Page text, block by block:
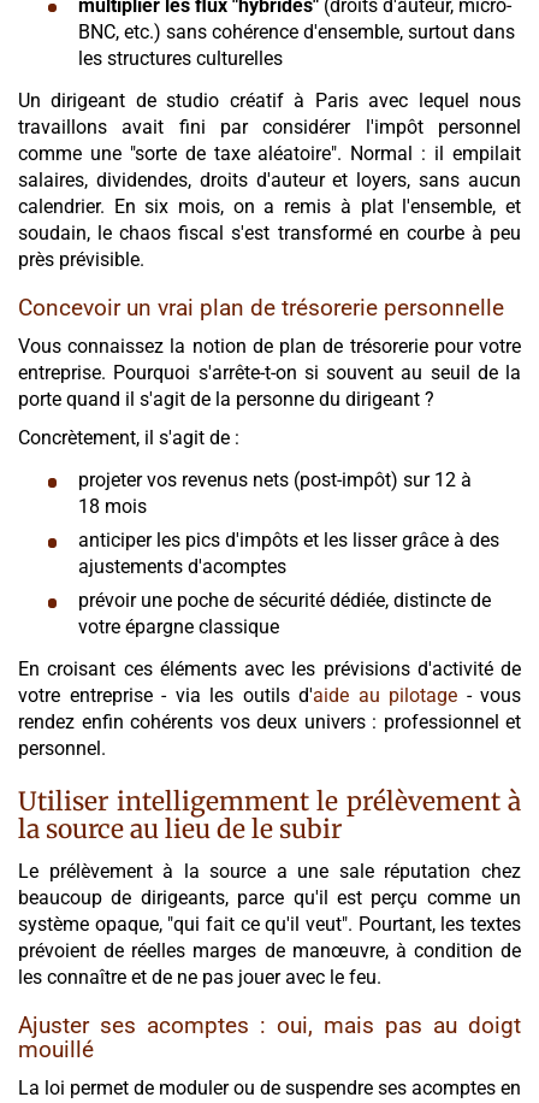
multiplier les flux "hybrides" (droits d'auteur, micro-
BNC, etc.) sans cohérence d'ensemble, surtout dans
les structures culturelles
Un dirigeant de studio créatif à Paris avec lequel nous
travaillons avait fini par considérer l'impôt personnel
comme une "sorte de taxe aléatoire". Normal : il empilait
salaires, dividendes, droits d'auteur et loyers, sans aucun
calendrier. En six mois, on a remis à plat l'ensemble, et
soudain, le chaos fiscal s'est transformé en courbe à peu
près prévisible.
Concevoir un vrai plan de trésorerie personnelle
Vous connaissez la notion de plan de trésorerie pour votre
entreprise. Pourquoi s'arrête-t-on si souvent au seuil de la
porte quand il s'agit de la personne du dirigeant ?
Concrètement, il s'agit de :
projeter vos revenus nets (post-impôt) sur 12 à
18 mois
anticiper les pics d'impôts et les lisser grâce à des
ajustements d'acomptes
prévoir une poche de sécurité dédiée, distincte de
votre épargne classique
En croisant ces éléments avec les prévisions d'activité de
votre entreprise - via les outils d'aide au pilotage - vous
rendez enfin cohérents vos deux univers : professionnel et
personnel.
Utiliser intelligemment le prélèvement à
la source au lieu de le subir
Le prélèvement à la source a une sale réputation chez
beaucoup de dirigeants, parce qu'il est perçu comme un
système opaque, "qui fait ce qu'il veut". Pourtant, les textes
prévoient de réelles marges de manœuvre, à condition de
les connaître et de ne pas jouer avec le feu.
Ajuster ses acomptes : oui, mais pas au doigt
mouillé
La loi permet de moduler ou de suspendre ses acomptes en